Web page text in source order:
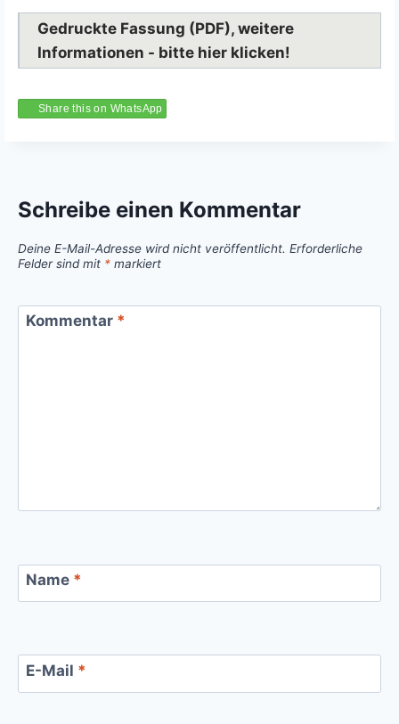
Gedruckte Fassung (PDF), weitere
Informationen - bitte hier klicken!
Share this on WhatsApp
Schreibe einen Kommentar
Deine E-Mail-Adresse wird nicht veröffentlicht. Erforderliche
Felder sind mit * markiert
Kommentar *
Name *
E-Mail *